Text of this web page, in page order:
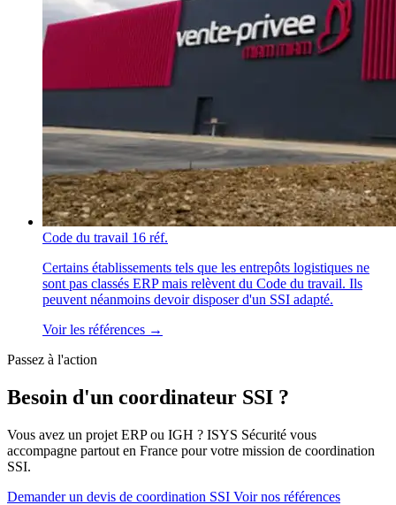
Code du travail 16 réf.
Certains établissements tels que les entrepôts logistiques ne
sont pas classés ERP mais relèvent du Code du travail. Ils
peuvent néanmoins devoir disposer d'un SSI adapté.
Voir les références →
Passez à l'action
Besoin d'un coordinateur SSI ?
Vous avez un projet ERP ou IGH ? ISYS Sécurité vous
accompagne partout en France pour votre mission de coordination
SSI.
Demander un devis de coordination SSI Voir nos références